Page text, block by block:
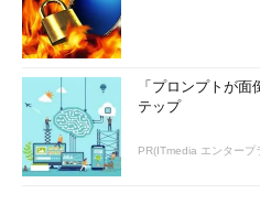
「プロンプトが
テップ
PR(ITmedia エンタープ